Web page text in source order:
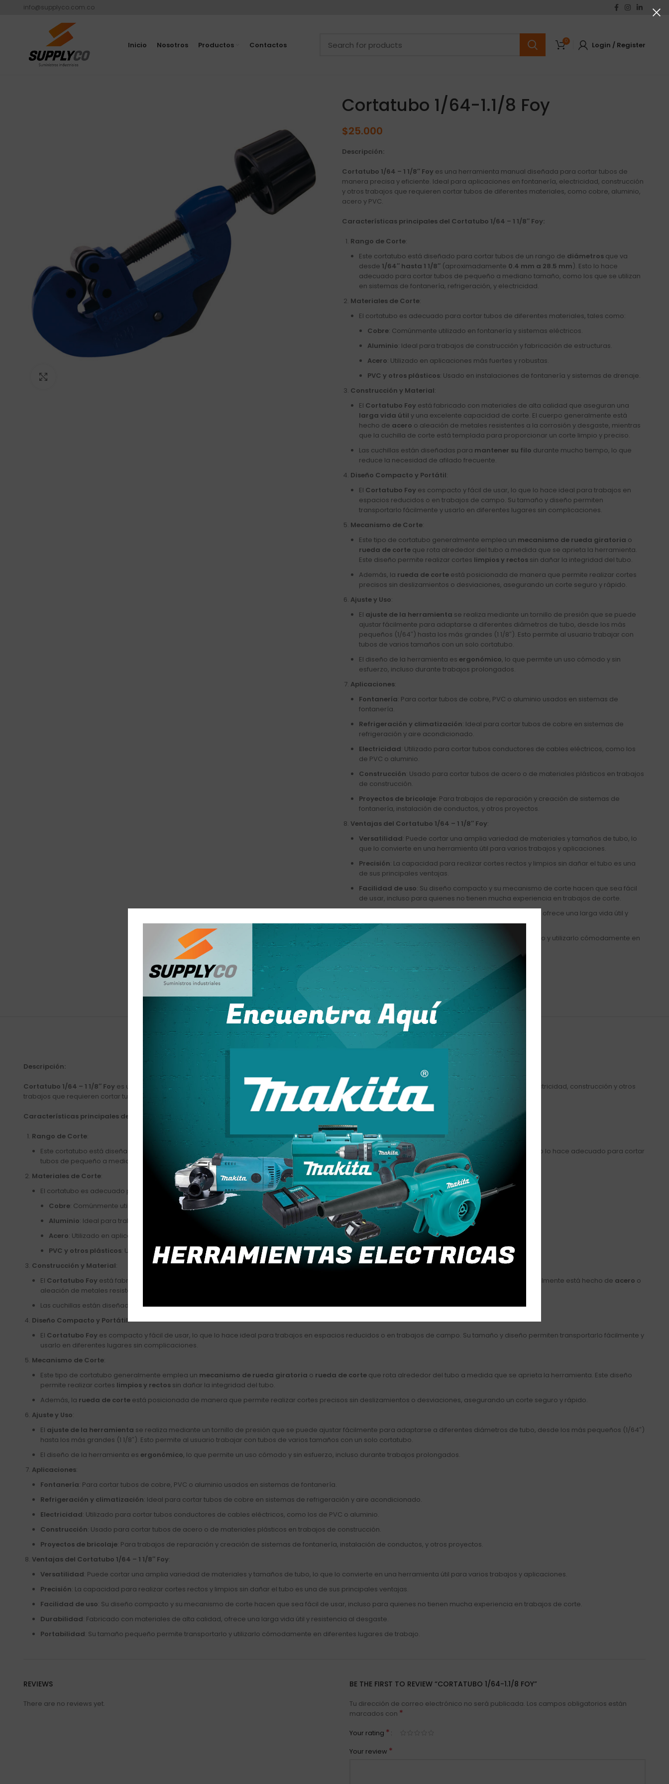
info@supplyco.com.co
Inicio Nosotros Productos Contactos 0 Login / Register
Cortatubo 1/64-1.1/8 Foy
$25.000
Descripción:
Cortatubo 1/64 – 1 1/8″ Foy es una herramienta manual diseñada para cortar tubos de
manera precisa y eficiente. Ideal para aplicaciones en fontanería, electricidad, construcción
y otros trabajos que requieren cortar tubos de diferentes materiales, como cobre, aluminio,
acero y PVC.
Características principales del Cortatubo 1/64 – 1 1/8″ Foy:
Rango de Corte:
Este cortatubo está diseñado para cortar tubos de un rango de diámetros que va
desde 1/64″ hasta 1 1/8″ (aproximadamente 0.4 mm a 28.5 mm). Esto lo hace
adecuado para cortar tubos de pequeño a mediano tamaño, como los que se utilizan
en sistemas de fontanería, refrigeración, y electricidad.
Materiales de Corte:
El cortatubo es adecuado para cortar tubos de diferentes materiales, tales como:
Cobre: Comúnmente utilizado en fontanería y sistemas eléctricos.
Aluminio: Ideal para trabajos de construcción y fabricación de estructuras.
Acero: Utilizado en aplicaciones más fuertes y robustas.
PVC y otros plásticos: Usado en instalaciones de fontanería y sistemas de drenaje.
Construcción y Material:
El Cortatubo Foy está fabricado con materiales de alta calidad que aseguran una
larga vida útil y una excelente capacidad de corte. El cuerpo generalmente está
hecho de acero o aleación de metales resistentes a la corrosión y desgaste, mientras
que la cuchilla de corte está templada para proporcionar un corte limpio y preciso.
Las cuchillas están diseñadas para mantener su filo durante mucho tiempo, lo que
reduce la necesidad de afilado frecuente.
Diseño Compacto y Portátil:
El Cortatubo Foy es compacto y fácil de usar, lo que lo hace ideal para trabajos en
espacios reducidos o en trabajos de campo. Su tamaño y diseño permiten
transportarlo fácilmente y usarlo en diferentes lugares sin complicaciones.
Mecanismo de Corte:
Este tipo de cortatubo generalmente emplea un mecanismo de rueda giratoria o
rueda de corte que rota alrededor del tubo a medida que se aprieta la herramienta.
Este diseño permite realizar cortes limpios y rectos sin dañar la integridad del tubo.
Además, la rueda de corte está posicionada de manera que permite realizar cortes
precisos sin deslizamientos o desviaciones, asegurando un corte seguro y rápido.
Ajuste y Uso:
El ajuste de la herramienta se realiza mediante un tornillo de presión que se puede
ajustar fácilmente para adaptarse a diferentes diámetros de tubo, desde los más
pequeños (1/64″) hasta los más grandes (1 1/8″). Esto permite al usuario trabajar con
tubos de varios tamaños con un solo cortatubo.
El diseño de la herramienta es ergonómico, lo que permite un uso cómodo y sin
esfuerzo, incluso durante trabajos prolongados.
Aplicaciones:
Fontanería: Para cortar tubos de cobre, PVC o aluminio usados en sistemas de
fontanería.
Refrigeración y climatización: Ideal para cortar tubos de cobre en sistemas de
refrigeración y aire acondicionado.
Electricidad: Utilizado para cortar tubos conductores de cables eléctricos, como los
de PVC o aluminio.
Construcción: Usado para cortar tubos de acero o de materiales plásticos en trabajos
de construcción.
Proyectos de bricolaje: Para trabajos de reparación y creación de sistemas de
fontanería, instalación de conductos, y otros proyectos.
Ventajas del Cortatubo 1/64 – 1 1/8″ Foy:
Versatilidad: Puede cortar una amplia variedad de materiales y tamaños de tubo, lo
que lo convierte en una herramienta útil para varios trabajos y aplicaciones.
Precisión: La capacidad para realizar cortes rectos y limpios sin dañar el tubo es una
de sus principales ventajas.
Facilidad de uso: Su diseño compacto y su mecanismo de corte hacen que sea fácil
de usar, incluso para quienes no tienen mucha experiencia en trabajos de corte.
: Fabricado con materiales de alta calidad, ofrece una larga vida útil y
resistencia al desgaste.
Portabilidad
: Su tamaño pequeño permite transportarlo y utilizarlo cómodamente en
diferentes lugares de trabajo.
ADD TO CART
DESCRIPTION
Descripción:
Cortatubo 1/64 – 1 1/8″ Foy es una herramienta manual diseñada para cortar tubos de manera precisa y eficiente. Ideal para aplicaciones en fontanería, electricidad, construcción y otros
trabajos que requieren cortar tubos de diferentes materiales, como cobre, aluminio, acero y PVC.
Características principales del Cortatubo 1/64 – 1 1/8″ Foy:
Rango de Corte:
Este cortatubo está diseñado para cortar tubos de un rango de
diámetros que va desde 1/64″ hasta 1 1/8″(aproximadamente0.4 mm a 28.5 mm
). Esto lo hace adecuado para cortar
tubos de pequeño a mediano tamaño, como los que se utilizan en sistemas de fontanería, refrigeración, y electricidad.
Materiales de Corte:
El cortatubo es adecuado para cortar tubos de diferentes materiales, tales como:
Cobre: Comúnmente utilizado en fontanería y sistemas eléctricos.
Aluminio: Ideal para trabajos de construcción y fabricación de estructuras.
Acero: Utilizado en aplicaciones más fuertes y robustas.
PVC y otros plásticos: Usado en instalaciones de fontanería y sistemas de drenaje.
Construcción y Material:
El Cortatubo Foy está fabricado con materiales de alta calidad que aseguran una y una excelente capacidad de corte. El cuerpo generalmente está hecho de acero o
aleación de metales resistentes a la corrosión y desgaste, mientras que la cuchilla de corte está templada para proporcionar un corte limpio y preciso.
Las cuchillas están diseñadas paramantener su filodurante mucho tiempo, lo que reduce la necesidad de afilado frecuente.
Diseño Compacto y Portátil:
El Cortatubo Foy es compacto y fácil de usar, lo que lo hace ideal para trabajos en espacios reducidos o en trabajos de campo. Su tamaño y diseño permiten transportarlo fácilmente y
usarlo en diferentes lugares sin complicaciones.
Mecanismo de Corte:
Este tipo de cortatubo generalmente emplea un mecanismo de rueda giratoria o rueda de corte que rota alrededor del tubo a medida que se aprieta la herramienta. Este diseño
permite realizar cortes limpios y rectos sin dañar la integridad del tubo.
Además, la rueda de corte está posicionada de manera que permite realizar cortes precisos sin deslizamientos o desviaciones, asegurando un corte seguro y rápido.
Ajuste y Uso:
El ajuste de la herramienta se realiza mediante un tornillo de presión que se puede ajustar fácilmente para adaptarse a diferentes diámetros de tubo, desde los más pequeños (1/64″)
hasta los más grandes (1 1/8″). Esto permite al usuario trabajar con tubos de varios tamaños con un solo cortatubo.
El diseño de la herramienta es ergonómico, lo que permite un uso cómodo y sin esfuerzo, incluso durante trabajos prolongados.
Aplicaciones:
Fontanería: Para cortar tubos de cobre, PVC o aluminio usados en sistemas de fontanería.
Refrigeración y climatización: Ideal para cortar tubos de cobre en sistemas de refrigeración y aire acondicionado.
Electricidad: Utilizado para cortar tubos conductores de cables eléctricos, como los de PVC o aluminio.
Construcción: Usado para cortar tubos de acero o de materiales plásticos en trabajos de construcción.
Proyectos de bricolaje: Para trabajos de reparación y creación de sistemas de fontanería, instalación de conductos, y otros proyectos.
Ventajas del Cortatubo 1/64 – 1 1/8″ Foy:
Versatilidad: Puede cortar una amplia variedad de materiales y tamaños de tubo, lo que lo convierte en una herramienta útil para varios trabajos y aplicaciones.
Precisión: La capacidad para realizar cortes rectos y limpios sin dañar el tubo es una de sus principales ventajas.
Facilidad de uso: Su diseño compacto y su mecanismo de corte hacen que sea fácil de usar, incluso para quienes no tienen mucha experiencia en trabajos de corte.
Durabilidad: Fabricado con materiales de alta calidad, ofrece una larga vida útil y resistencia al desgaste.
Portabilidad: Su tamaño pequeño permite transportarlo y utilizarlo cómodamente en diferentes lugares de trabajo.
REVIEWS
There are no reviews yet.
BE THE FIRST TO REVIEW “CORTATUBO 1/64-1.1/8 FOY”
Tu dirección de correo electrónico no será publicada. Los campos obligatorios están
marcados con *
Your rating *
Your review *